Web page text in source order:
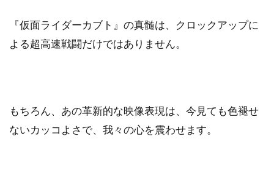
『仮面ライダーカブト』の真髄は、クロックアップに
よる超高速戦闘だけではありません。
もちろん、あの革新的な映像表現は、今見ても色褪せ
ないカッコよさで、我々の心を震わせます。